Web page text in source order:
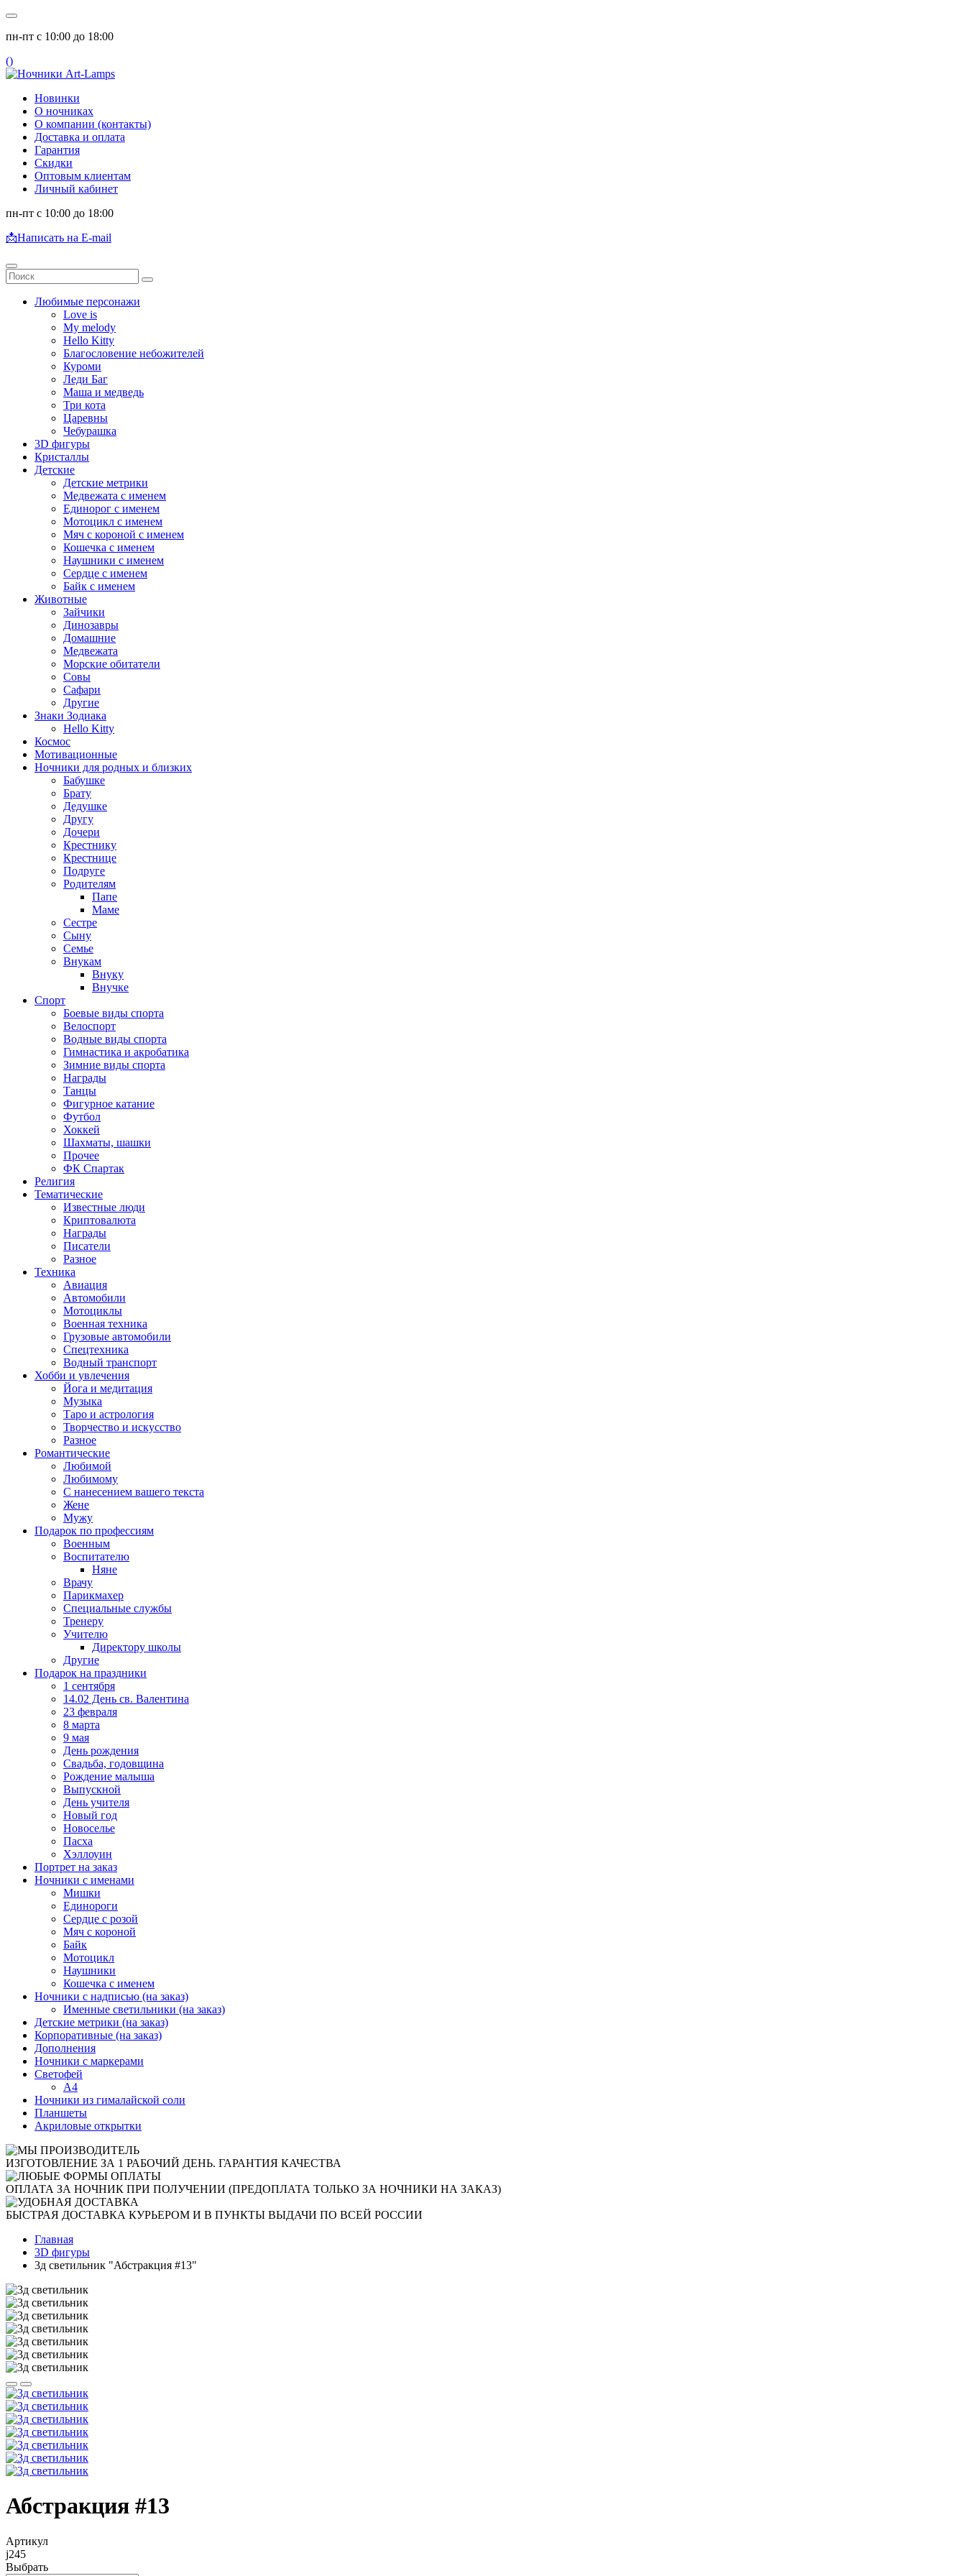
пн-пт с 10:00 до 18:00
()
Новинки
О ночниках
О компании (контакты)
Доставка и оплата
Гарантия
Скидки
Оптовым клиентам
Личный кабинет
пн-пт с 10:00 до 18:00
📩Написать на E-mail
Любимые персонажи
Love is
My melody
Hello Kitty
Благословение небожителей
Куроми
Леди Баг
Маша и медведь
Три кота
Царевны
Чебурашка
3D фигуры
Кристаллы
Детские
Детские метрики
Медвежата с именем
Единорог с именем
Мотоцикл с именем
Мяч с короной с именем
Кошечка с именем
Наушники с именем
Сердце с именем
Байк с именем
Животные
Зайчики
Динозавры
Домашние
Медвежата
Морские обитатели
Совы
Сафари
Другие
Знаки Зодиака
Hello Kitty
Космос
Мотивационные
Ночники для родных и близких
Бабушке
Брату
Дедушке
Другу
Дочери
Крестнику
Крестнице
Подруге
Родителям
Папе
Маме
Сестре
Сыну
Семье
Внукам
Внуку
Внучке
Спорт
Боевые виды спорта
Велоспорт
Водные виды спорта
Гимнастика и акробатика
Зимние виды спорта
Награды
Танцы
Фигурное катание
Футбол
Хоккей
Шахматы, шашки
Прочее
ФК Спартак
Религия
Тематические
Известные люди
Криптовалюта
Награды
Писатели
Разное
Техника
Авиация
Автомобили
Мотоциклы
Военная техника
Грузовые автомобили
Спецтехника
Водный транспорт
Хобби и увлечения
Йога и медитация
Музыка
Таро и астрология
Творчество и искусство
Разное
Романтические
Любимой
Любимому
С нанесением вашего текста
Жене
Мужу
Подарок по профессиям
Военным
Воспитателю
Няне
Врачу
Парикмахер
Специальные службы
Тренеру
Учителю
Директору школы
Другие
Подарок на праздники
1 сентября
14.02 День св. Валентина
23 февраля
8 марта
9 мая
День рождения
Свадьба, годовщина
Рождение малыша
Выпускной
День учителя
Новый год
Новоселье
Пасха
Хэллоуин
Портрет на заказ
Ночники с именами
Мишки
Единороги
Сердце с розой
Мяч с короной
Байк
Мотоцикл
Наушники
Кошечка с именем
Ночники с надписью (на заказ)
Именные светильники (на заказ)
Детские метрики (на заказ)
Корпоративные (на заказ)
Дополнения
Ночники с маркерами
Светофей
А4
Ночники из гималайской соли
Планшеты
Акриловые открытки
ИЗГОТОВЛЕНИЕ ЗА 1 РАБОЧИЙ ДЕНЬ. ГАРАНТИЯ КАЧЕСТВА
ОПЛАТА ЗА НОЧНИК ПРИ ПОЛУЧЕНИИ (ПРЕДОПЛАТА ТОЛЬКО ЗА НОЧНИКИ НА ЗАКАЗ)
БЫСТРАЯ ДОСТАВКА КУРЬЕРОМ И В ПУНКТЫ ВЫДАЧИ ПО ВСЕЙ РОССИИ
Главная
3D фигуры
3д светильник "Абстракция #13"
Абстракция #13
Артикул
j245
Выбрать